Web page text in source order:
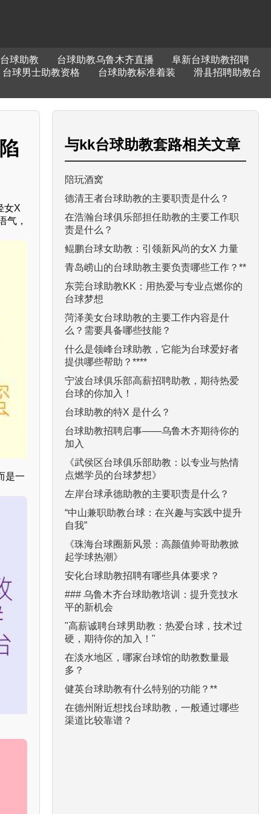
球助教 台球助教乌鲁木齐直播
阜新台球助教招聘
台球男士助教资格 台球助教标准着装
滑县招聘助教台
女X
气，
是一
与kk台球助教套路相关文章
陪玩酒窝
德清王者台球助教的主要职责是什么？
在浩瀚台球俱乐部担任助教的主要工作职
责是什么？
鲲鹏台球女助教：引领新风尚的女X 力量
青岛崂山的台球助教主要负责哪些工作？**
东莞台球助教KK：用热爱与专业点燃你的
台球梦想
菏泽美女台球助教的主要工作内容是什
么？需要具备哪些技能？
什么是领峰台球助教，它能为台球爱好者
提供哪些帮助？****
宁波台球俱乐部高薪招聘助教，期待热爱
台球的你加入！
台球助教的特X 是什么？
台球助教招聘启事——乌鲁木齐期待你的
加入
《武侯区台球俱乐部助教：以专业与热情
点燃学员的台球梦想》
左岸台球承德助教的主要职责是什么？
“中山兼职助教台球：在兴趣与实践中提升
自我”
《珠海台球圈新风景：高颜值帅哥助教掀
起学球热潮》
安化台球助教招聘有哪些具体要求？
### 乌鲁木齐台球助教培训：提升竞技水
平的新机会
"高薪诚聘台球男助教：热爱台球，技术过
硬，期待你的加入！"
在淡水地区，哪家台球馆的助教数量最
多？
健英台球助教有什么特别的功能？**
在德州附近想找台球助教，一般通过哪些
渠道比较靠谱？